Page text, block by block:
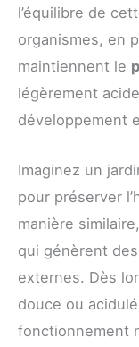
l’équilibre de
organismes, en
maintiennent le
légèrement
développement
Imaginez un
pour préserver
manière
qui génèrent
externes. Dès
douce ou
fonctionnement